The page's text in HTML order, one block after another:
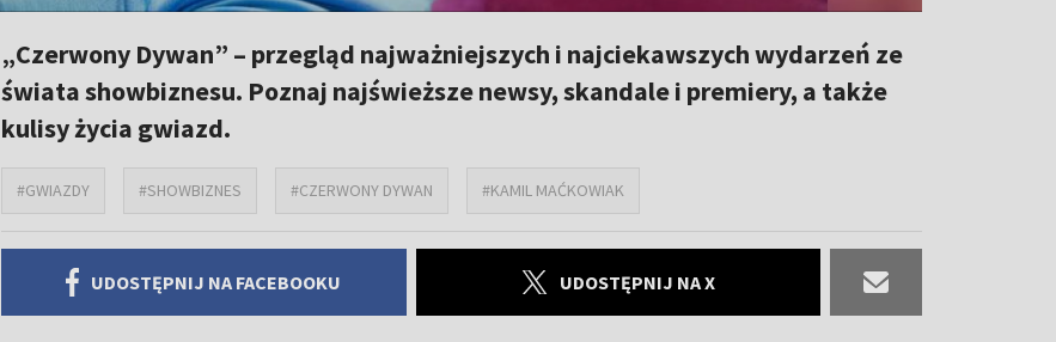
„Czerwony Dywan” – przegląd najważniejszych i najciekawszych wydarzeń ze
świata showbiznesu. Poznaj najświeższe newsy, skandale i premiery, a także
kulisy życia gwiazd.
#GWIAZDY #SHOWBIZNES #CZERWONY DYWAN #KAMIL MAĆKOWIAK
UDOSTĘPNIJ NA FACEBOOKU UDOSTĘPNIJ NA X